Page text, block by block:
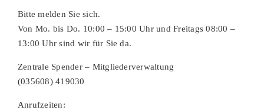
Bitte melden Sie sich.
Von Mo. bis Do. 10:00 – 15:00 Uhr und Freitags 08:00 –
13:00 Uhr sind wir für Sie da.
Zentrale Spender – Mitgliederverwaltung
(035608) 419030
Anrufzeiten: